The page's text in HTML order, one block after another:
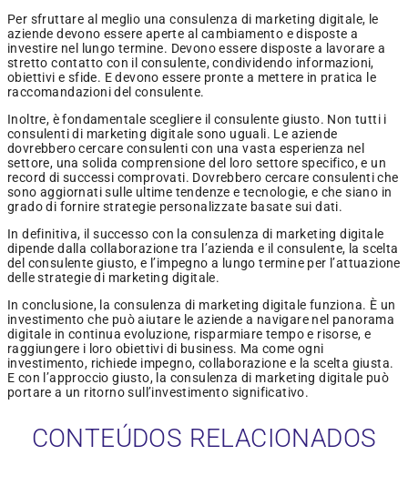
Per sfruttare al meglio una consulenza di marketing digitale, le
aziende devono essere aperte al cambiamento e disposte a
investire nel lungo termine. Devono essere disposte a lavorare a
stretto contatto con il consulente, condividendo informazioni,
obiettivi e sfide. E devono essere pronte a mettere in pratica le
raccomandazioni del consulente.
Inoltre, è fondamentale scegliere il consulente giusto. Non tutti i
consulenti di marketing digitale sono uguali. Le aziende
dovrebbero cercare consulenti con una vasta esperienza nel
settore, una solida comprensione del loro settore specifico, e un
record di successi comprovati. Dovrebbero cercare consulenti che
sono aggiornati sulle ultime tendenze e tecnologie, e che siano in
grado di fornire strategie personalizzate basate sui dati.
In definitiva, il successo con la consulenza di marketing digitale
dipende dalla collaborazione tra l’azienda e il consulente, la scelta
del consulente giusto, e l’impegno a lungo termine per l’attuazione
delle strategie di marketing digitale.
In conclusione, la consulenza di marketing digitale funziona. È un
investimento che può aiutare le aziende a navigare nel panorama
digitale in continua evoluzione, risparmiare tempo e risorse, e
raggiungere i loro obiettivi di business. Ma come ogni
investimento, richiede impegno, collaborazione e la scelta giusta.
E con l’approccio giusto, la consulenza di marketing digitale può
portare a un ritorno sull’investimento significativo.
CONTEÚDOS RELACIONADOS